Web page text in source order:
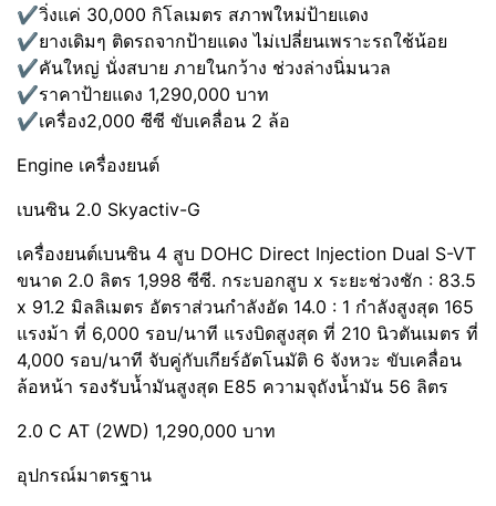
✔️วิ่งแค่ 30,000 กิโลเมตร สภาพใหม่ป้ายแดง
✔️ยางเดิมๆ ติดรถจากป้ายแดง ไม่เปลี่ยนเพราะรถใช้น้อย
✔️คันใหญ่ นั่งสบาย ภายในกว้าง ช่วงล่างนิ่มนวล
✔️ราคาป้ายแดง 1,290,000 บาท
✔️เครื่อง2,000 ซีซี ขับเคลื่อน 2 ล้อ
Engine เครื่องยนต์
เบนซิน 2.0 Skyactiv-G
เครื่องยนต์เบนซิน 4 สูบ DOHC Direct Injection Dual S-VT
ขนาด 2.0 ลิตร 1,998 ซีซี. กระบอกสูบ x ระยะช่วงชัก : 83.5
x 91.2 มิลลิเมตร อัตราส่วนกำลังอัด 14.0 : 1 กำลังสูงสุด 165
แรงม้า ที่ 6,000 รอบ/นาที แรงบิดสูงสุด ที่ 210 นิวตันเมตร ที่
4,000 รอบ/นาที จับคู่กับเกียร์อัตโนมัติ 6 จังหวะ ขับเคลื่อน
ล้อหน้า รองรับน้ำมันสูงสุด E85 ความจุถังน้ำมัน 56 ลิตร
2.0 C AT (2WD) 1,290,000 บาท
อุปกรณ์มาตรฐาน